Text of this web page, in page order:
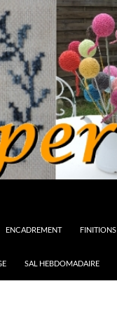
ENCADREMENT FINITIONS
SAL HEBDOMADAIRE